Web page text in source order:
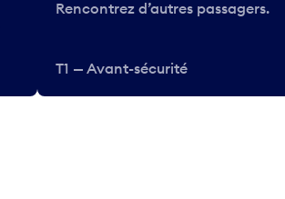
Rencontrez d’autres passagers.
T1 — Avant-sécurité